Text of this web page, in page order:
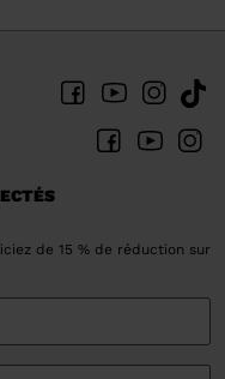
de 15 % de réduction sur